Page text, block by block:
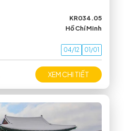
KR034.05
Hồ Chí Minh
04/12 01/01
XEM CHI TIẾT